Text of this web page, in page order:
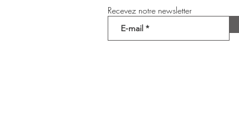
Recevez notre newsletter